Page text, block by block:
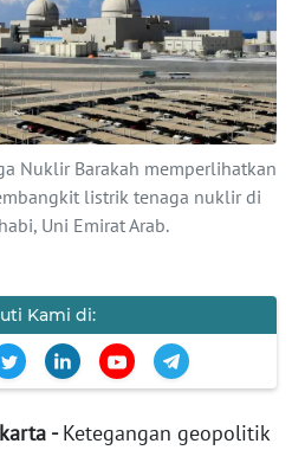
Nuklir Barakah memperlihatkan
listrik tenaga nuklir di
Uni Emirat Arab.
Kami di:
-Ketegangan geopolitik